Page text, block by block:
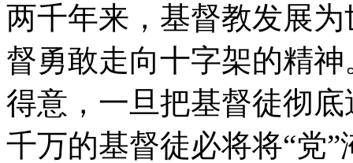
两千年来，基督教发展
督勇敢走向十字架的精
得意，一旦把基督徒彻
千万的基督徒必将将“党”